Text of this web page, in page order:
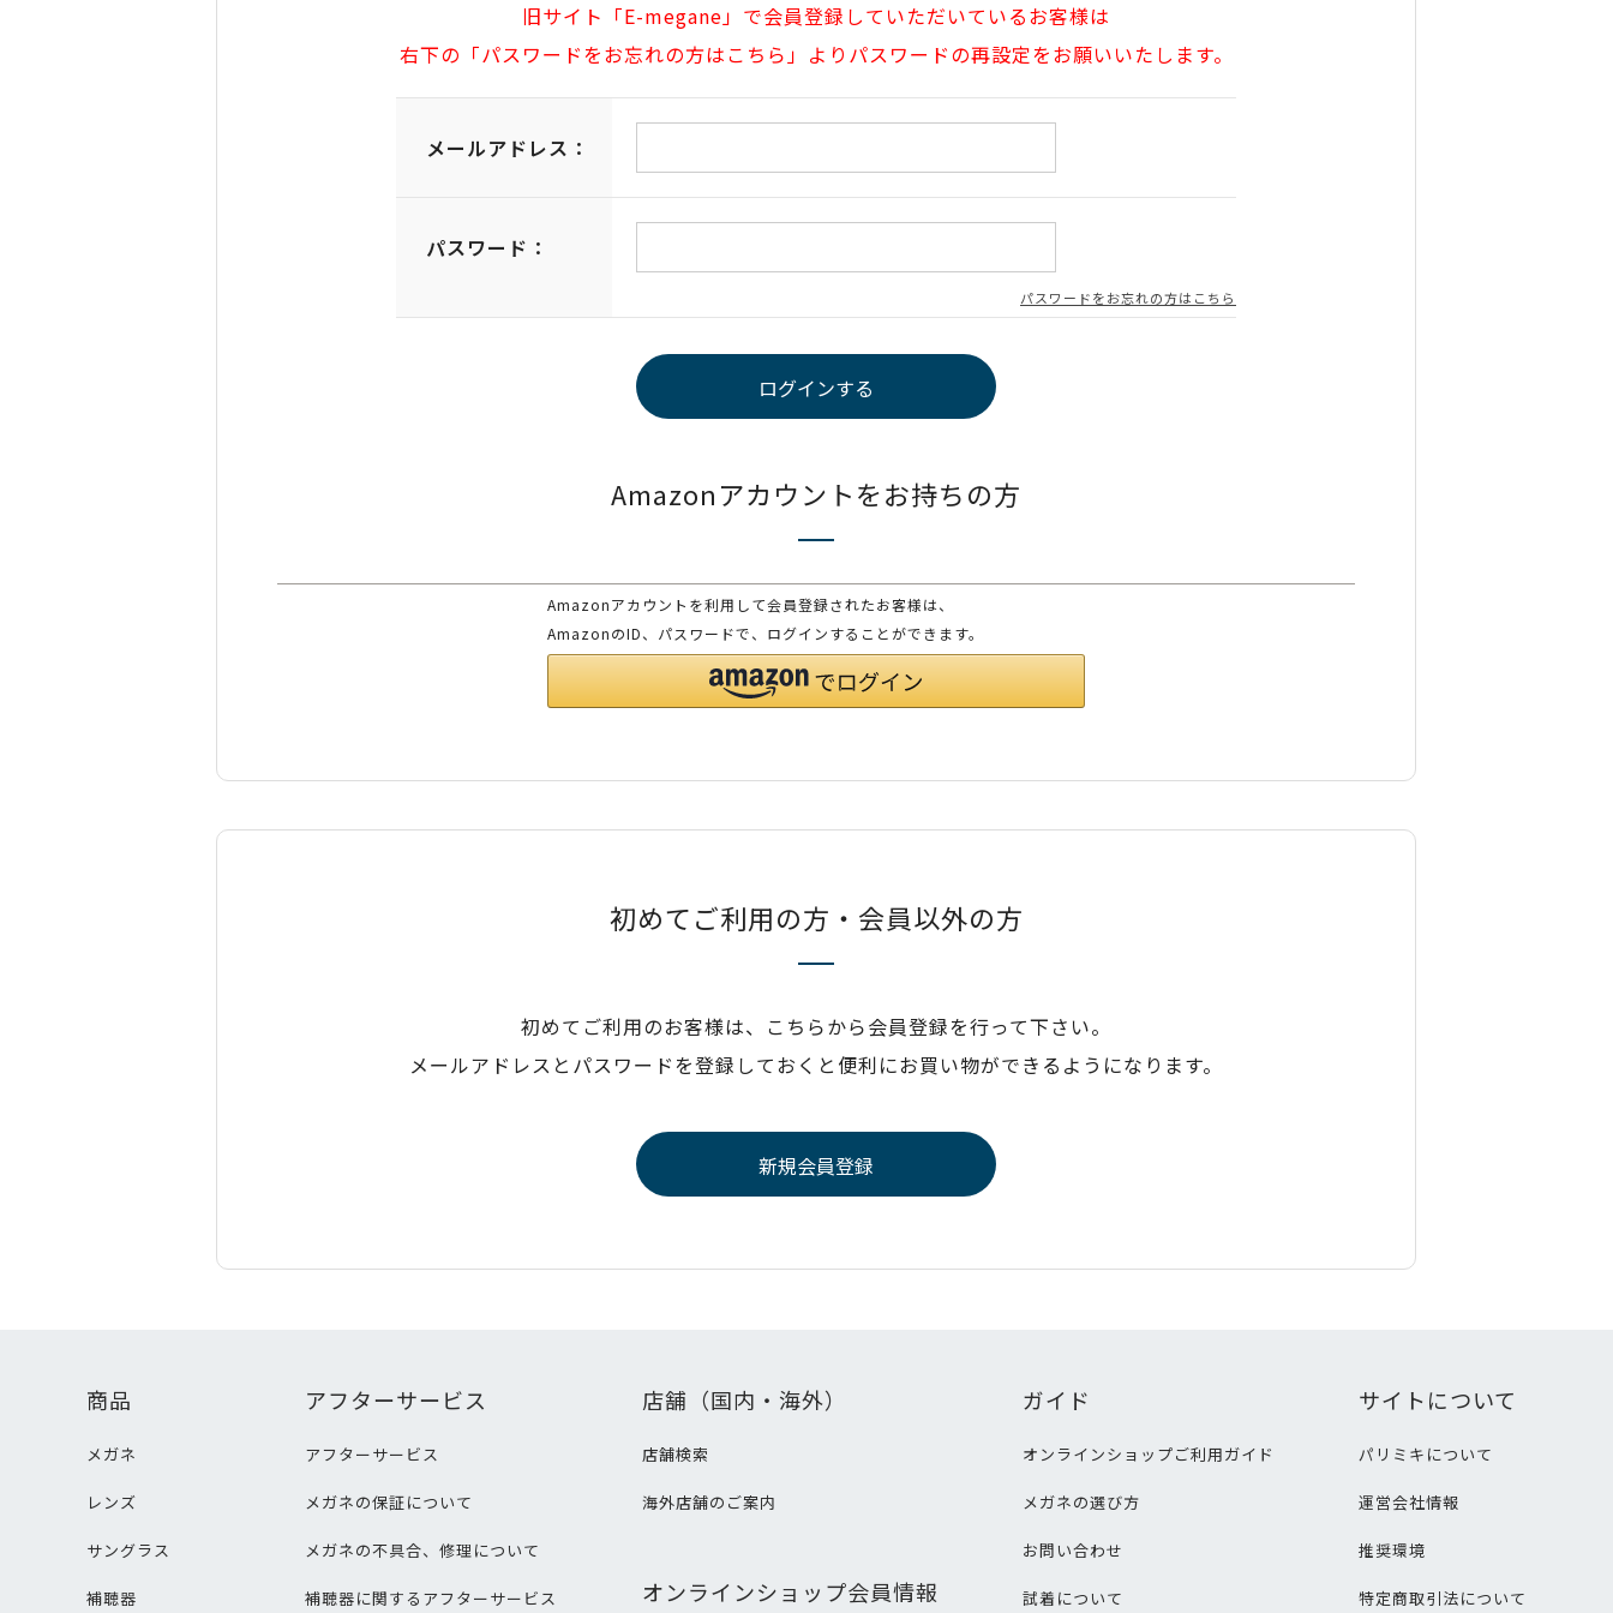
旧サイト「E-megane」で会員登録していただいているお客様は
右下の「パスワードをお忘れの方はこちら」よりパスワードの再設定をお願いいたします。
メールアドレス：
パスワード：
パスワードをお忘れの方はこちら
Amazonアカウントをお持ちの方
Amazonアカウントを利用して会員登録されたお客様は、
AmazonのID、パスワードで、ログインすることができます。
初めてご利用の方・会員以外の方
初めてご利用のお客様は、こちらから会員登録を行って下さい。
メールアドレスとパスワードを登録しておくと便利にお買い物ができるようになります。
商品
メガネ
レンズ
サングラス
補聴器
アフターサービス
アフターサービス
メガネの保証について
メガネの不具合、修理について
補聴器に関するアフターサービス
店舗（国内・海外）
店舗検索
海外店舗のご案内
オンラインショップ会員情報
ガイド
オンラインショップご利用ガイド
メガネの選び方
お問い合わせ
試着について
サイトについて
パリミキについて
運営会社情報
推奨環境
特定商取引法について